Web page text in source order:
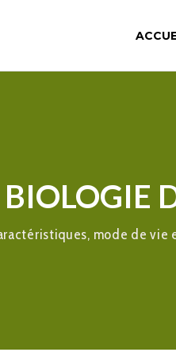
BIOLOGIE
mode de vie